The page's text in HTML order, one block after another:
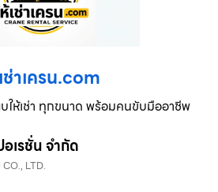
ช่าเครน.com
ให้เช่า ทุกขนาด พร้อมคนขับมืออาชีพ
เรชั่น จำกัด
LTD.